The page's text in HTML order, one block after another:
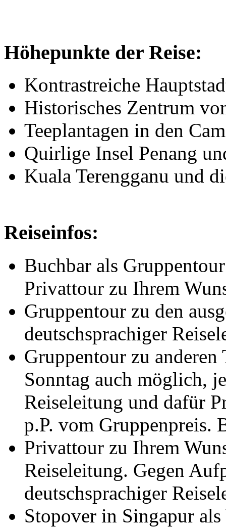
Höhepunkte der Reise:
Kontrastreiche
Historisches Zentrum
Teeplantagen in den
Quirlige Insel Penang
Kuala Terengganu und
Reiseinfos:
Buchbar als
Privattour zu Ihrem
Gruppentour zu den
deutschsprachiger
Gruppentour zu
Sonntag auch möglich,
Reiseleitung und dafür
p.P. vom Gruppenpreis.
Privattour zu Ihrem
Reiseleitung. Gegen
deutschsprachiger
Stopover in Singapur